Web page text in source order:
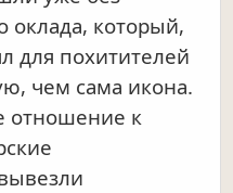
оклада, который,
для похитителей
чем сама икона.
отношение к